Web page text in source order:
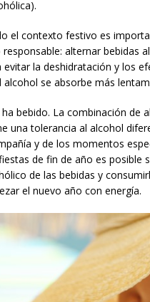
el contexto festivo es
alternar bebidas
la deshidratación y los
alcohol se absorbe más
bebido. La combinación de
una tolerancia al alcohol
y de los momentos
de fin de año es posible
de las bebidas y
el nuevo año con energía.